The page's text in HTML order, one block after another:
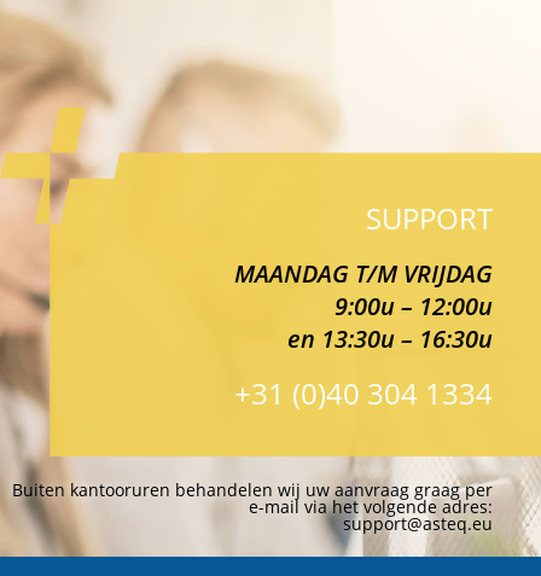
SUPPORT
MAANDAG T/M VRIJDAG
9:00u – 12:00u
en 13:30u – 16:30u
+31 (0)40 304 1334
Buiten kantooruren behandelen wij uw aanvraag graag per
e-mail via het volgende adres:
support@asteq.eu